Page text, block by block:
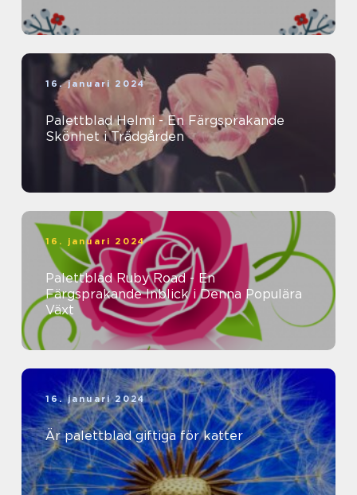
16. januari 2024
Palettblad Helmi - En Färgsprakande
Skönhet i Trädgården
16. januari 2024
Palettblad Ruby Road - En
Färgsprakande Inblick i Denna Populära
Växt
16. januari 2024
Är palettblad giftiga för katter